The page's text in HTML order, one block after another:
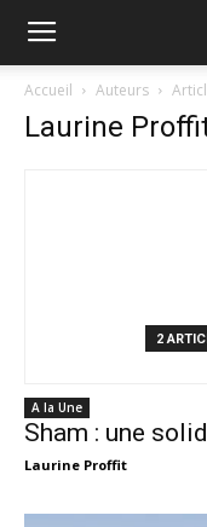
Green
Finance
Accueil Auteurs
Laurine
2
A la Une
Sham : une
Laurine Proffit